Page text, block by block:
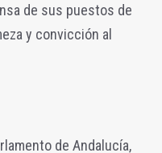
de sus puestos de
y convicción al
de Andalucía,